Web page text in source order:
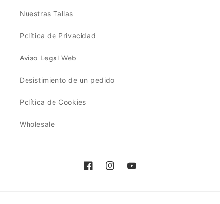
Nuestras Tallas
Política de Privacidad
Aviso Legal Web
Desistimiento de un pedido
Política de Cookies
Wholesale
FacebookInstagramYouTube